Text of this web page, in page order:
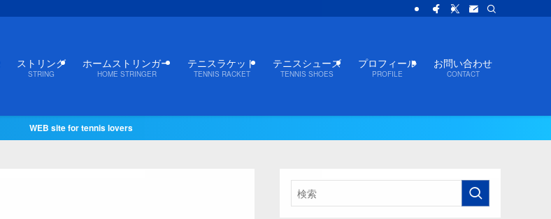
ストリング
STRING
ホームストリンガー
HOME STRINGER
テニスラケット
TENNIS RACKET
テニスシューズ
TENNIS SHOES
プロフィール
PROFILE
お問い合わせ
CONTACT
WEB site for tennis lovers